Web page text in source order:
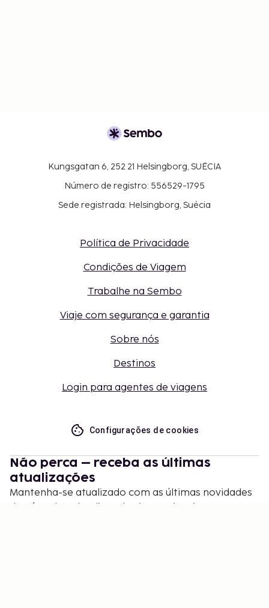
Kungsgatan 6, 252 21 Helsingborg, SUÉCIA
Número de registro: 556529-1795
Sede registrada: Helsingborg, Suécia
Política de Privacidade
Condições de Viagem
Trabalhe na Sembo
Viaje com segurança e garantia
Sobre nós
Destinos
Login para agentes de viagens
Configurações de cookies
Não perca – receba as últimas
atualizações
Mantenha-se atualizado com as últimas novidades